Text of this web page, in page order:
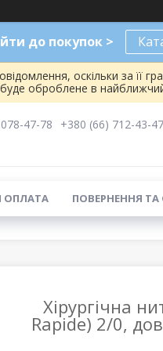
до покупок >
оскільки за її
оброблене в
47-78 +380 (66) 712-43-47
ОПЛАТА ПОВЕРНЕННЯ ТА
Хірургічна
Rapide) 2/0,